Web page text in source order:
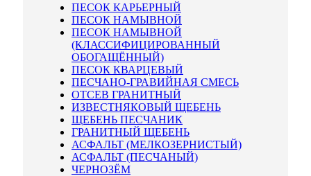
ПЕСОК КАРЬЕРНЫЙ
ПЕСОК НАМЫВНОЙ
ПЕСОК НАМЫВНОЙ
(КЛАССИФИЦИРОВАННЫЙ
ОБОГАЩЁННЫЙ)
ПЕСОК КВАРЦЕВЫЙ
ПЕСЧАНО-ГРАВИЙНАЯ СМЕСЬ
ОТСЕВ ГРАНИТНЫЙ
ИЗВЕСТНЯКОВЫЙ ЩЕБЕНЬ
ЩЕБЕНЬ ПЕСЧАНИК
ГРАНИТНЫЙ ЩЕБЕНЬ
АСФАЛЬТ (МЕЛКОЗЕРНИСТЫЙ)
АСФАЛЬТ (ПЕСЧАНЫЙ)
ЧЕРНОЗЁМ